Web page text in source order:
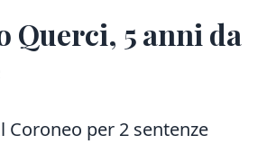
Querci, 5 anni da
Coroneo per 2 sentenze